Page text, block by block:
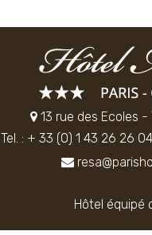
13 rue des Ecoles
Tel. : + 33 (0) 1 43 26 26 04
Hôtel équipé